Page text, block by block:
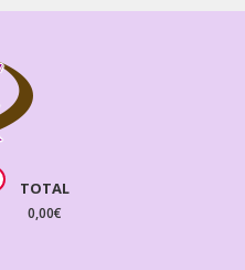
TOTAL
0,00€